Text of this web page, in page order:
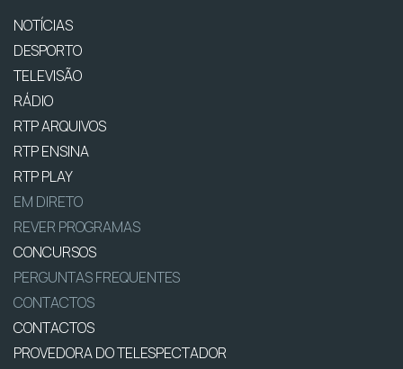
NOTÍCIAS
DESPORTO
TELEVISÃO
RÁDIO
RTP ARQUIVOS
RTP ENSINA
RTP PLAY
EM DIRETO
REVER PROGRAMAS
CONCURSOS
PERGUNTAS FREQUENTES
CONTACTOS
CONTACTOS
PROVEDORA DO TELESPECTADOR